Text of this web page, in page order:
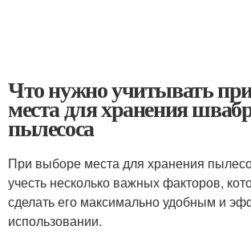
Что нужно учитывать
места для хранения
пылесоса
При выборе места для хранения
учесть несколько важных факторов,
сделать его максимально удобным и
использовании.